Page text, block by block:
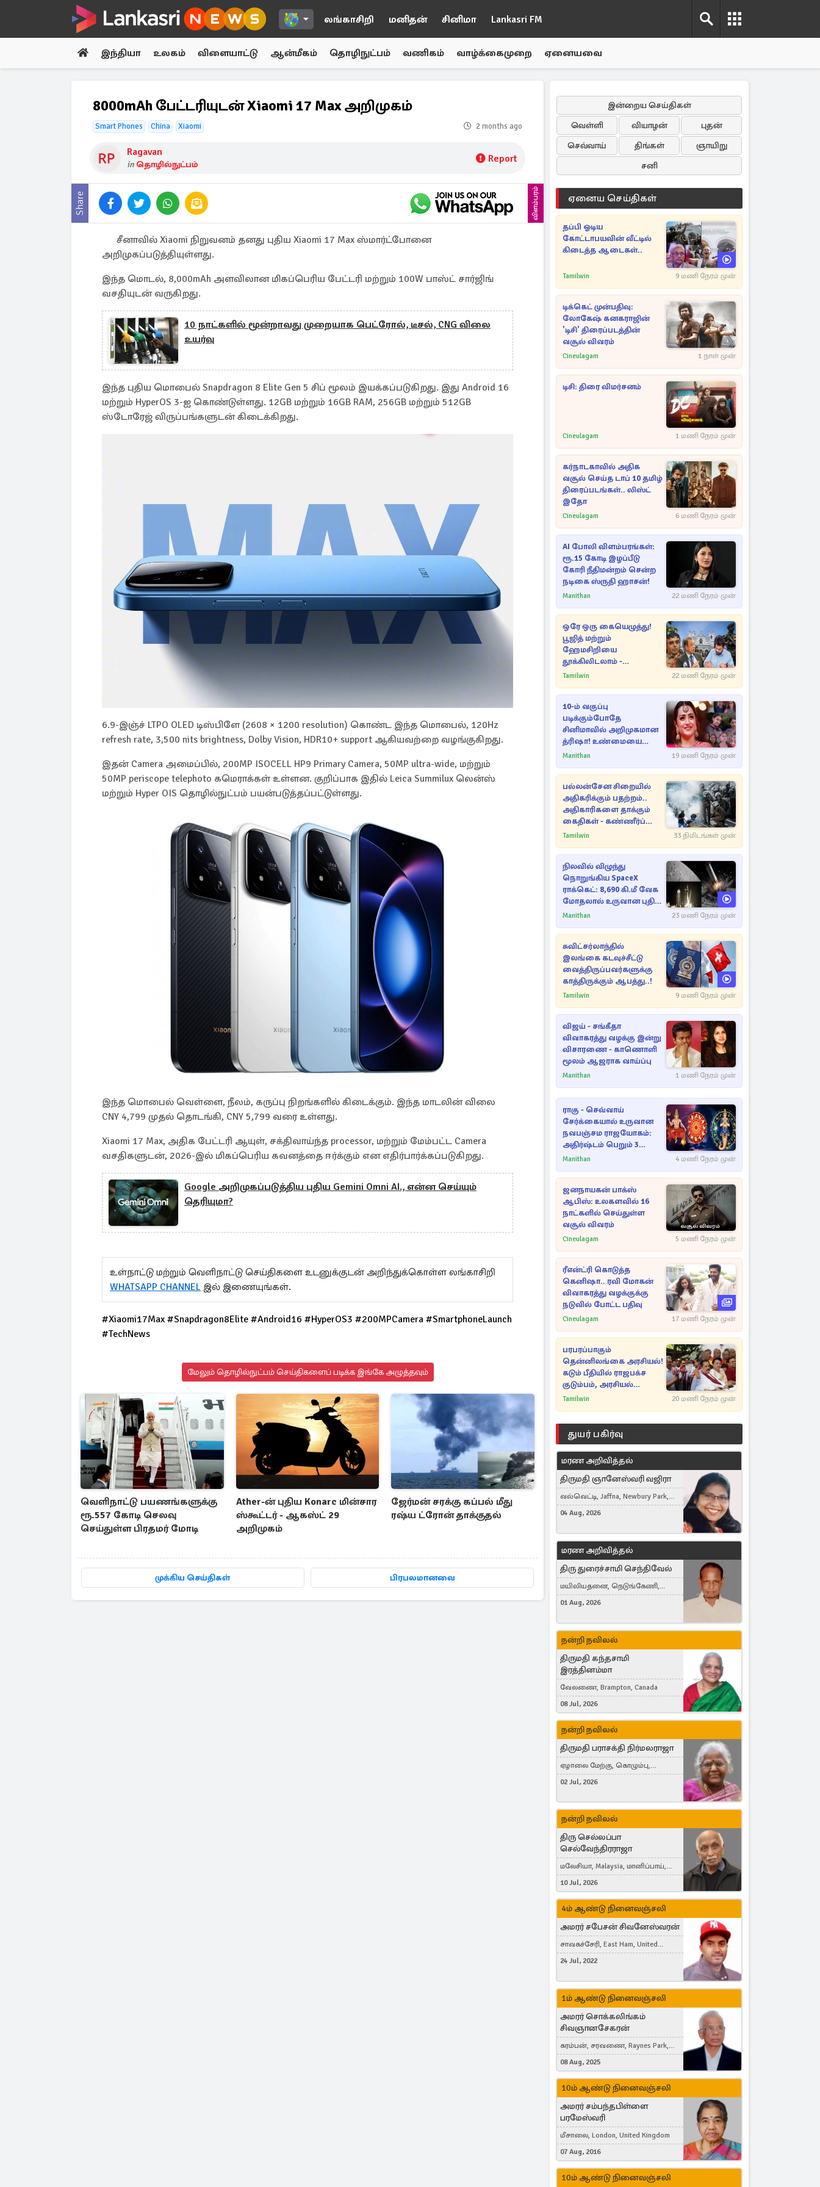
லங்காசிறி மனிதன் சினிமா Lankasri FM
இந்தியா உலகம் விளையாட்டு ஆன்மீகம் தொழிநுட்பம் வணிகம் வாழ்க்கைமுறை ஏனையவை
8000mAh பேட்டரியுடன் Xiaomi 17 Max அறிமுகம்
Smart Phones China Xiaomi 2 months ago
Ragavan
in தொழில்நுட்பம் Report
Share விளம்பரம்
சீனாவில் Xiaomi நிறுவனம் தனது புதிய Xiaomi 17 Max ஸ்மார்ட்போனை
அறிமுகப்படுத்தியுள்ளது.
இந்த மொடல், 8,000mAh அளவிலான மிகப்பெரிய பேட்டரி மற்றும் 100W பாஸ்ட் சார்ஜிங்
வசதியுடன் வருகிறது.
10 நாட்களில் மூன்றாவது முறையாக பெட்ரோல், டீசல், CNG விலை
உயர்வு
இந்த புதிய மொபைல் Snapdragon 8 Elite Gen 5 சிப் மூலம் இயக்கப்படுகிறது. இது Android 16
மற்றும் HyperOS 3-ஐ கொண்டுள்ளது. 12GB மற்றும் 16GB RAM, 256GB மற்றும் 512GB
ஸ்டோரேஜ் விருப்பங்களுடன் கிடைக்கிறது.
6.9-இஞ்ச் LTPO OLED டிஸ்பிளே (2608 × 1200 resolution) கொண்ட இந்த மொபைல், 120Hz
refresh rate, 3,500 nits brightness, Dolby Vision, HDR10+ support ஆகியவற்றை வழங்குகிறது.
இதன் Camera அமைப்பில், 200MP ISOCELL HP9 Primary Camera, 50MP ultra-wide, மற்றும்
50MP periscope telephoto கமெராக்கள் உள்ளன. குறிப்பாக இதில் Leica Summilux லென்ஸ்
மற்றும் Hyper OIS தொழில்நுட்பம் பயன்படுத்தப்பட்டுள்ளது.
இந்த மொபைல் வெள்ளை, நீலம், கருப்பு நிறங்களில் கிடைக்கும். இந்த மாடலின் விலை
CNY 4,799 முதல் தொடங்கி, CNY 5,799 வரை உள்ளது.
Xiaomi 17 Max, அதிக பேட்டரி ஆயுள், சக்திவாய்ந்த processor, மற்றும் மேம்பட்ட Camera
வசதிகளுடன், 2026-இல் மிகப்பெரிய கவனத்தை ஈர்க்கும் என எதிர்பார்க்கப்படுகிறது.
Google அறிமுகப்படுத்திய புதிய Gemini Omni AI., என்ன செய்யும்
தெரியுமா?
உள்நாட்டு மற்றும் வெளிநாட்டு செய்திகளை உடனுக்குடன் அறிந்துக்கொள்ள லங்காசிறி
WHATSAPP CHANNEL இல் இணையுங்கள்.
#Xiaomi17Max #Snapdragon8Elite #Android16 #HyperOS3 #200MPCamera #SmartphoneLaunch
#TechNews
மேலும் தொழில்நுட்பம் செய்திகளைப் படிக்க இங்கே அழுத்தவும்
வெளிநாட்டு பயணங்களுக்கு
ரூ.557 கோடி செலவு
செய்துள்ள பிரதமர் மோடி
Ather-ன் புதிய Konarc மின்சார
ஸ்கூட்டர் - ஆகஸ்ட் 29
அறிமுகம்
ஜேர்மன் சரக்கு கப்பல் மீது
ரஷ்ய ட்ரோன் தாக்குதல்
முக்கிய செய்திகள் பிரபலமானவை
இன்றைய செய்திகள்
வெள்ளி
வியாழன்
புதன்
செவ்வாய்
திங்கள்
ஞாயிறு
சனி
ஏனைய செய்திகள்
தப்பி ஓடிய
கோட்டாபயவின் வீட்டில்
கிடைத்த ஆடைகள்..
Tamilwin 9 மணி நேரம் முன்
டிக்கெட் முன்பதிவு:
லோகேஷ் கனகராஜின்
'டிசி' திரைப்படத்தின்
வசூல் விவரம்
Cineulagam 1 நாள் முன்
டிசி: திரை விமர்சனம்
Cineulagam 1 மணி நேரம் முன்
கர்நாடகாவில் அதிக
வசூல் செய்த டாப் 10 தமிழ்
திரைப்படங்கள்.. லிஸ்ட்
இதோ
Cineulagam 6 மணி நேரம் முன்
AI போலி விளம்பரங்கள்:
ரூ.15 கோடி இழப்பீடு
கோரி நீதிமன்றம் சென்ற
நடிகை ஸ்ருதி ஹாசன்!
Manithan 22 மணி நேரம் முன்
ஒரே ஒரு கையெழுத்து!
பூஜித் மற்றும்
ஹேமசிறியை
தூக்கிலிடலாம் -
அநுரவுக்குச் சென்ற
Tamilwin 22 மணி நேரம் முன்
10-ம் வகுப்பு
படிக்கும்போதே
சினிமாவில் அறிமுகமான
த்ரிஷா! உண்மையை
பகிர்ந்த இயக்குநர் பிரவீன்
Manithan 19 மணி நேரம் முன்
பல்லன்சேன சிறையில்
அதிகரிக்கும் பதற்றம்..
அதிகாரிகளை தாக்கும்
கைதிகள் - கண்ணீர்ப்
புகை பிரயோகம்
Tamilwin 33 நிமிடங்கள் முன்
நிலவில் விழுந்து
நொறுங்கிய SpaceX
ராக்கெட்: 8,690 கி.மீ வேக
மோதலால் உருவான புதிய
பள்ளம்!
Manithan 23 மணி நேரம் முன்
சுவிட்சர்லாந்தில்
இலங்கை கடவுச்சீட்டு
வைத்திருப்பவர்களுக்கு
காத்திருக்கும் ஆபத்து..!
Tamilwin 9 மணி நேரம் முன்
விஜய் - சங்கீதா
விவாகரத்து வழக்கு இன்று
விசாரணை - காணொளி
மூலம் ஆஜராக வாய்ப்பு
Manithan 1 மணி நேரம் முன்
ராகு - செவ்வாய்
சேர்க்கையால் உருவான
நவபஞ்சம ராஜயோகம்:
அதிர்ஷ்டம் பெறும் 3
ராசிகள்!
Manithan 4 மணி நேரம் முன்
ஜனநாயகன் பாக்ஸ்
ஆபிஸ்: உலகளவில் 16
நாட்களில் செய்துள்ள
வசூல் விவரம்
Cineulagam 5 மணி நேரம் முன்
ரீஎன்ட்ரி கொடுத்த
கெனிஷா.. ரவி மோகன்
விவாகரத்து வழக்குக்கு
நடுவில் போட்ட பதிவு
Cineulagam 17 மணி நேரம் முன்
பரபரப்பாகும்
தென்னிலங்கை அரசியல்!
கடும் பீதியில் ராஜபக்ச
குடும்பம், அரசியல்
நட்புகள்
Tamilwin 20 மணி நேரம் முன்
துயர் பகிர்வு
மரண அறிவித்தல்
திருமதி ஞானேஸ்வரி வஜிரா
வல்வெட்டி, Jaffna, Newbury Park,
United Kingdom
04 Aug, 2026
மரண அறிவித்தல்
திரு துரைச்சாமி செந்திவேல்
மயிலியதனை, நெடுங்கேணி,
கம்பர்மலை
01 Aug, 2026
நன்றி நவிலல்
திருமதி கந்தசாமி
இரத்தினம்மா
வேலணை, Brampton, Canada
08 Jul, 2026
நன்றி நவிலல்
திருமதி பராசக்தி நிர்மலராஜா
ஏழாலை மேற்கு, கொழும்பு,
தங்காலை, London, United Kingdom
02 Jul, 2026
நன்றி நவிலல்
திரு செல்லப்பா
செல்வேந்திரராஜா
மலேசியா, Malaysia, மானிப்பாய்,
Duisburg, Germany, London, United
Kingdom
10 Jul, 2026
4ம் ஆண்டு நினைவஞ்சலி
அமரர் சபேசன் சிவனேஸ்வரன்
சாவகச்சேரி, East Ham, United
Kingdom
24 Jul, 2022
1ம் ஆண்டு நினைவஞ்சலி
அமரர் சொக்கலிங்கம்
சிவஞானசேகரன்
கரம்பன், சரவணை, Raynes Park,
London, United Kingdom
08 Aug, 2025
10ம் ஆண்டு நினைவஞ்சலி
அமரர் சம்பந்தபிள்ளை
பரமேஸ்வரி
மீசாலை, London, United Kingdom
07 Aug, 2016
10ம் ஆண்டு நினைவஞ்சலி